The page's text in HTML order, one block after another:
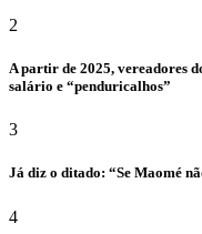
2
A partir de 2025, vereadores
salário e “penduricalhos”
3
Já diz o ditado: “Se Maomé
4